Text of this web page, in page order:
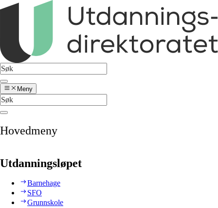
Meny
Hovedmeny
Utdanningsløpet
Barnehage
SFO
Grunnskole